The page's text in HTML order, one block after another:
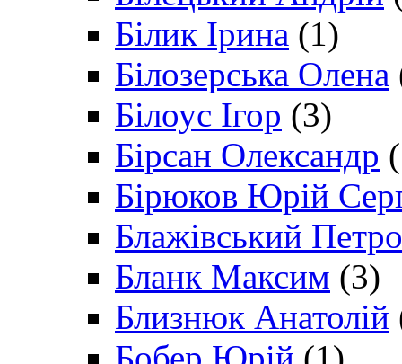
Білик Ірина (1)
Білозерська Олена
Білоус Ігор (3)
Бірсан Олександр
Бірюков Юрій
Блажівський Петро
Бланк Максим (3)
Близнюк Анатолій